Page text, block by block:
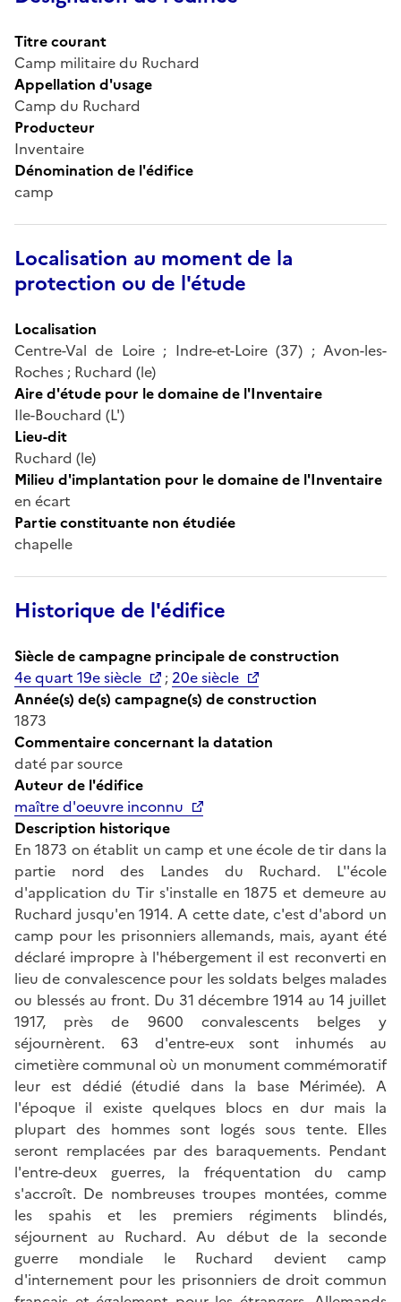
Titre courant
Camp militaire du Ruchard
Appellation d'usage
Camp du Ruchard
Producteur
Inventaire
Dénomination de l'édifice
camp
Localisation au moment de la
protection ou de l'étude
Localisation
Centre-Val de Loire ; Indre-et-Loire (37) ; Avon-les-
Roches ; Ruchard (le)
Aire d'étude pour le domaine de l'Inventaire
Ile-Bouchard (L')
Lieu-dit
Ruchard (le)
Milieu d'implantation pour le domaine de l'Inventaire
en écart
Partie constituante non étudiée
chapelle
Historique de l'édifice
Siècle de campagne principale de construction
4e quart 19e siècle
; 20e siècle
Année(s) de(s) campagne(s) de construction
1873
Commentaire concernant la datation
daté par source
Auteur de l'édifice
maître d'oeuvre inconnu
Description historique
En 1873 on établit un camp et une école de tir dans la
partie nord des Landes du Ruchard. L''école
d'application du Tir s'installe en 1875 et demeure au
Ruchard jusqu'en 1914. A cette date, c'est d'abord un
camp pour les prisonniers allemands, mais, ayant été
déclaré impropre à l'hébergement il est reconverti en
lieu de convalescence pour les soldats belges malades
ou blessés au front. Du 31 décembre 1914 au 14 juillet
1917, près de 9600 convalescents belges y
séjournèrent. 63 d'entre-eux sont inhumés au
cimetière communal où un monument commémoratif
leur est dédié (étudié dans la base Mérimée). A
l'époque il existe quelques blocs en dur mais la
plupart des hommes sont logés sous tente. Elles
seront remplacées par des baraquements. Pendant
l'entre-deux guerres, la fréquentation du camp
s'accroît. De nombreuses troupes montées, comme
les spahis et les premiers régiments blindés,
séjournent au Ruchard. Au début de la seconde
guerre mondiale le Ruchard devient camp
d'internement pour les prisonniers de droit commun